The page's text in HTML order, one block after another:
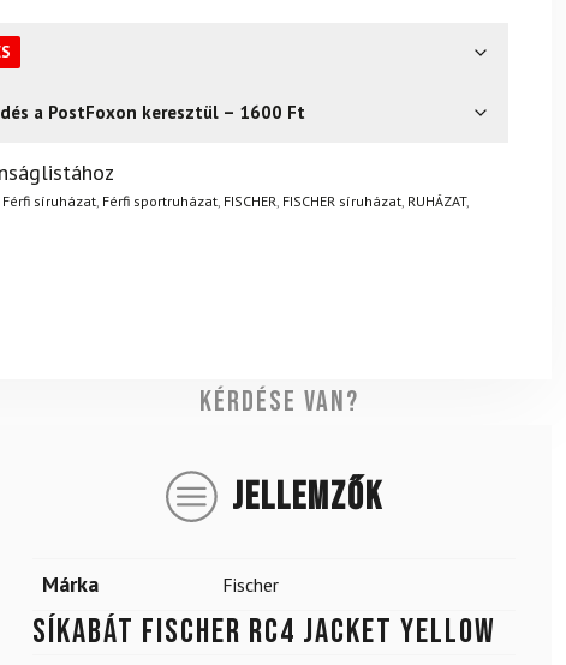
a PostFoxon keresztül – 1600 Ft
Semmi gond – a terméket egyszerűen visszaküldheti 14
Mik a visszaküldés feltételei?
Férfi síruházat, Férfi sportruházat, FISCHER FISCHER síruházat, RUHÁZAT,
Kérdése van?
JELLEMZŐK
Márka Fischer
Síkabát FISCHER RC4 Jacket Yellow